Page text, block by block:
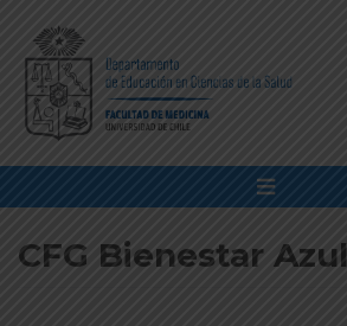
CFG Bienestar Azul